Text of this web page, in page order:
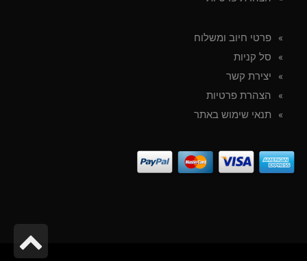
פרטי חיוב ומשלוח
סל קניות
יצירת קשר
הצהרת פרטיות
תנאי שימוש באתר